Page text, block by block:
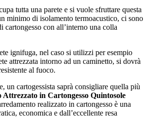
tutta una parete e si vuole sfruttare questa
minimo di isolamento termoacustico, ci sono
cartongesso con all’interno una colla
ignifuga, nel caso si utilizzi per esempio
attrezzata intorno ad un caminetto, si dovrà
al fuoco.
un cartogessista saprà consigliare quella più
Attrezzato in Cartongesso Quintosole
realizzato in cartongesso è una
economica e dall’eccellente resa